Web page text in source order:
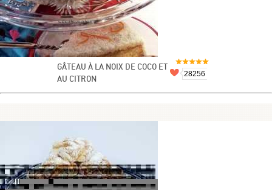
GÂTEAU À LA NOIX DE COCO ET
AU CITRON
28256